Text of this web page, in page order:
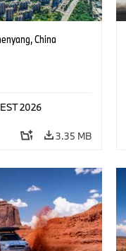
China
2026
3.35 MB